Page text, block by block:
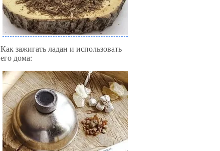
Как зажигать ладан и использовать
его дома: